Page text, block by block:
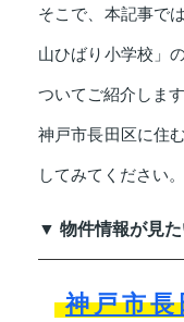
そこで、本記事で
山ひばり小学校」
ついてご紹介します
神戸市長田区に住
してみてください。
▼ 物件情報が見
神戸市